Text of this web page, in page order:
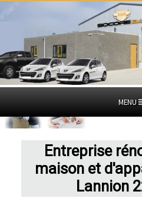
MENU
Entreprise
maison et
Lannion